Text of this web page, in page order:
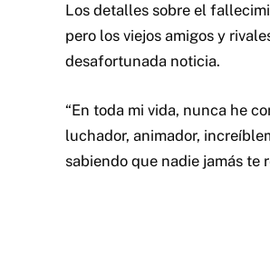
Los detalles sobre el
pero los viejos amigos y
desafortunada noticia.
“En toda mi vida, nunca he
luchador, animador,
sabiendo que nadie jamás